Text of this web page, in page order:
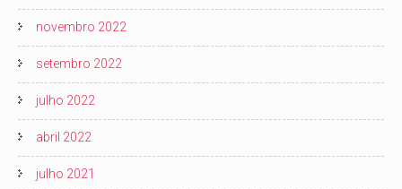
novembro 2022
setembro 2022
julho 2022
abril 2022
julho 2021